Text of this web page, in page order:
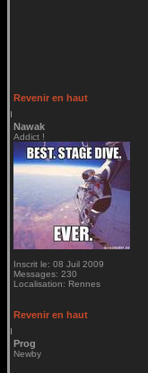
Revenir en haut
Nawak
Addict !
Inscrit le: 08 Juil 2009
Messages: 230
Localisation: Rennes
Revenir en haut
Prog
Newby